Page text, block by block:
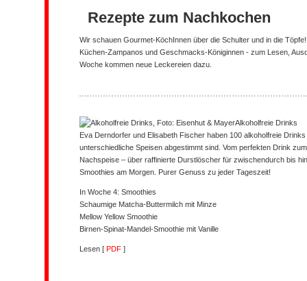
Rezepte zum Nachkochen
Wir schauen Gourmet-KöchInnen über die Schulter und in die Töpfe!
Küchen-Zampanos und Geschmacks-Königinnen - zum Lesen,
Woche kommen neue Leckereien dazu.
Alkoholfreie Drinks
Eva Derndorfer und Elisabeth Fischer haben 100 alkoholfreie
unterschiedliche Speisen abgestimmt sind. Vom perfekten Drink
Nachspeise – über raffinierte Durstlöscher für zwischendurch bis
Smoothies am Morgen. Purer Genuss zu jeder Tageszeit!
In Woche 4: Smoothies
Schaumige Matcha-Buttermilch mit Minze
Mellow Yellow Smoothie
Birnen-Spinat-Mandel-Smoothie mit Vanille
Lesen [ PDF ]